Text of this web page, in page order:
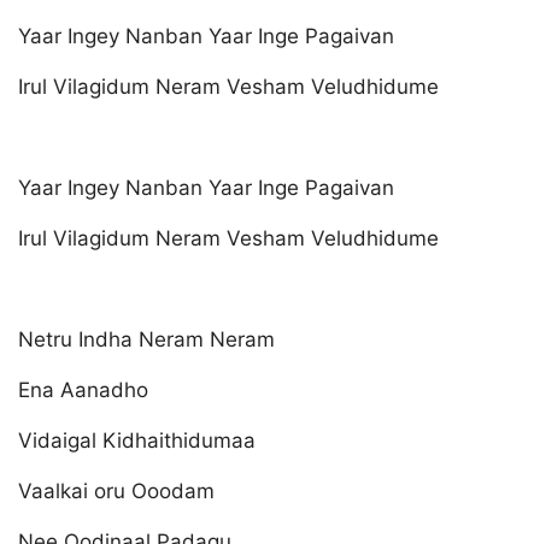
Yaar Ingey Nanban Yaar Inge Pagaivan
Irul Vilagidum Neram Vesham Veludhidume
Yaar Ingey Nanban Yaar Inge Pagaivan
Irul Vilagidum Neram Vesham Veludhidume
Netru Indha Neram Neram
Ena Aanadho
Vidaigal Kidhaithidumaa
Vaalkai oru Ooodam